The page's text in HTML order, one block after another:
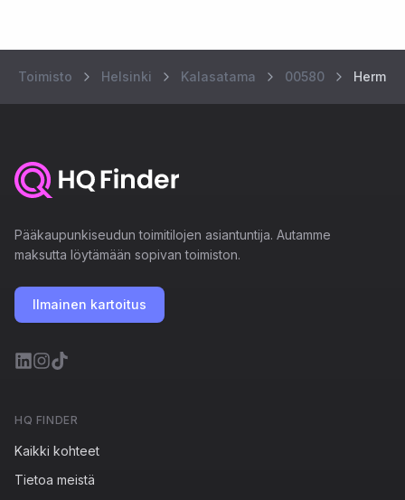
Toimisto Helsinki Kalasatama 00580
Pääkaupunkiseudun toimitilojen asiantuntija. Autamme
maksutta löytämään sopivan toimiston.
Ilmainen kartoitus
HQ FINDER
Kaikki kohteet
Tietoa meistä